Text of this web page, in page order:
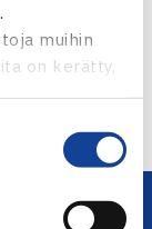
muihin
on kerätty,